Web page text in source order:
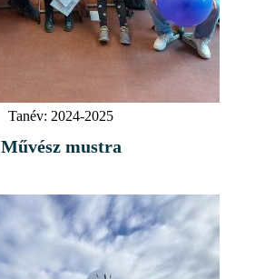
Tanév: 2024-2025
Művész mustra